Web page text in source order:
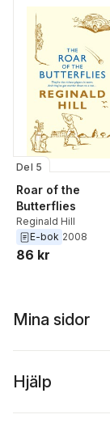
Del 5
Roar of the
Butterflies
Reginald Hill
E-bok 2008
86 kr
Mina sidor
Hjälp